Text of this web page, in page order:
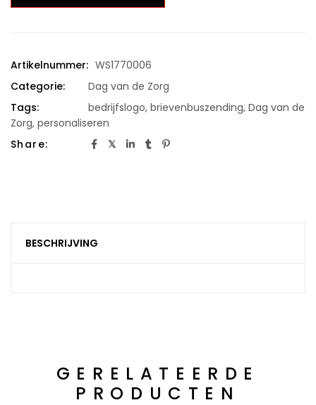
Artikelnummer: WS1770006
Categorie:
Dag van de Zorg
Tags:
bedrijfslogo, brievenbuszending, Dag van de
Zorg, personaliseren
Share:
BESCHRIJVING
GERELATEERDE
PRODUCTEN